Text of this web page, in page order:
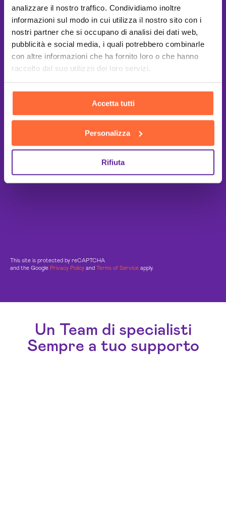
analizzare il nostro traffico. Condividiamo inoltre
informazioni sul modo in cui utilizza il nostro sito con i
nostri partner che si occupano di analisi dei dati web,
pubblicità e social media, i quali potrebbero combinarle
con altre informazioni che ha fornito loro o che hanno
raccolto dal suo utilizzo dei loro servizi.
Accetta tutti
Personalizza
Rifiuta
This site is protected by reCAPTCHA
and the Google Privacy Policy and Terms of Service apply.
Un Team di specialisti
Sempre a tuo supporto